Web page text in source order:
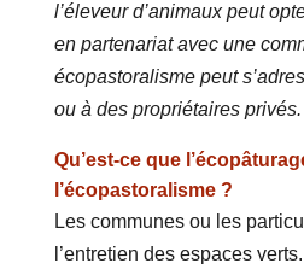
l’éleveur d’animaux peut
en partenariat avec une
écopastoralisme peut
ou à des propriétaires privés.
Qu’est-ce que
l’écopastoralisme ?
Les communes ou les
l’entretien des espaces